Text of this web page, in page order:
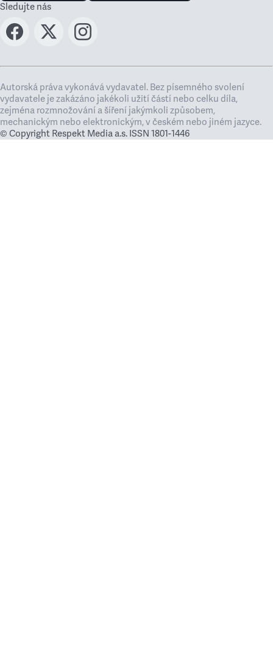
Sledujte nás
Autorská práva vykonává vydavatel. Bez písemného svolení
vydavatele je zakázáno jakékoli užití částí nebo celku díla,
zejména rozmnožování a šíření jakýmkoli způsobem,
mechanickým nebo elektronickým, v českém nebo jiném jazyce.
© Copyright Respekt Media a.s. ISSN 1801-1446